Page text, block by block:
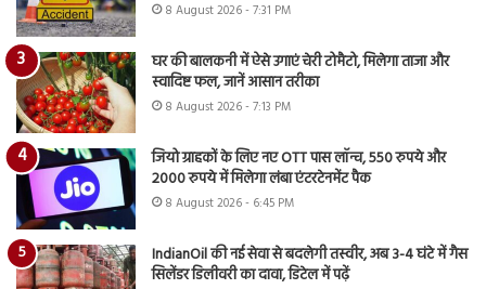
8 August 2026 - 7:31 PM
घर की बालकनी में ऐसे उगाएं चेरी टोमैटो, मिलेगा ताजा और
स्वादिष्ट फल, जानें आसान तरीका
8 August 2026 - 7:13 PM
जियो ग्राहकों के लिए नए OTT पास लॉन्च, 550 रुपये और
2000 रुपये में मिलेगा लंबा एंटरटेनमेंट पैक
8 August 2026 - 6:45 PM
IndianOil की नई सेवा से बदलेगी तस्वीर, अब 3-4 घंटे में गैस
सिलेंडर डिलीवरी का दावा, डिटेल में पढ़ें